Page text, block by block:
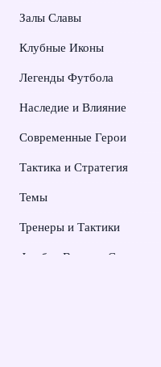
Залы Славы
Клубные Иконы
Легенды Футбола
Наследие и Влияние
Современные Герои
Тактика и Стратегия
Темы
Тренеры и Тактики
Футбол Вчера и Сегодня